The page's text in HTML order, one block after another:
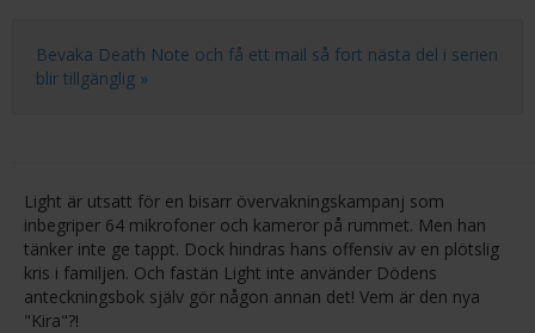
Bevaka Death Note och få ett mail så fort nästa del i serien
blir tillgänglig »
Light är utsatt för en bisarr övervakningskampanj som
inbegriper 64 mikrofoner och kameror på rummet. Men han
tänker inte ge tappt. Dock hindras hans offensiv av en plötslig
kris i familjen. Och fastän Light inte använder Dödens
anteckningsbok själv gör någon annan det! Vem är den nya
"Kira"?!